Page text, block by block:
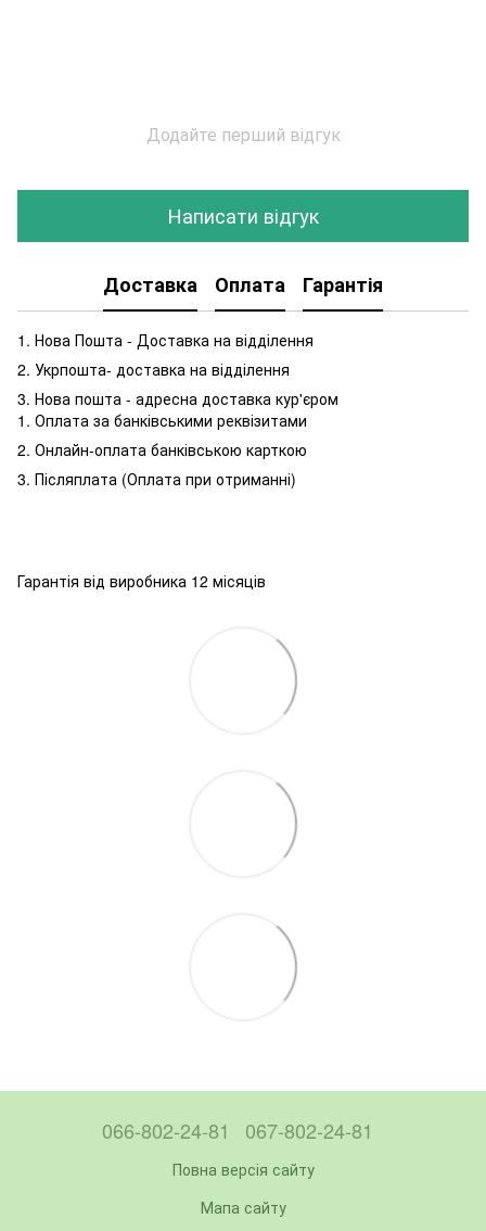
Додайте перший відгук
Написати відгук
Доставка Оплата Гарантія
1. Нова Пошта - Доставка на відділення
2. Укрпошта- доставка на відділення
3. Нова пошта - адресна доставка кур'єром
1. Оплата за банківськими реквізитами
2. Онлайн-оплата банківською карткою
3. Післяплата (Оплата при отриманні)
Гарантія від виробника 12 місяців
066-802-24-81 067-802-24-81
Повна версія сайту
Мапа сайту